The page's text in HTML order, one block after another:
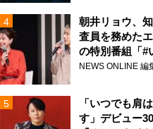
朝井リョウ、
査員を務めた
の特別番組「#
たいこと」
NEWS ONLINE 編
「いつでも肩
す」デビュー